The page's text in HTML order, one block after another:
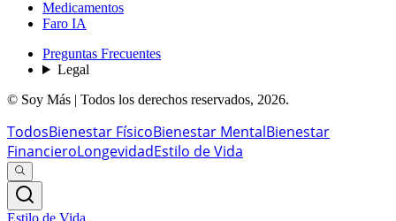
Medicamentos
Faro IA
Preguntas Frecuentes
Legal
© Soy Más | Todos los derechos reservados, 2026.
TodosBienestar FísicoBienestar MentalBienestar
FinancieroLongevidadEstilo de Vida
Estilo de Vida